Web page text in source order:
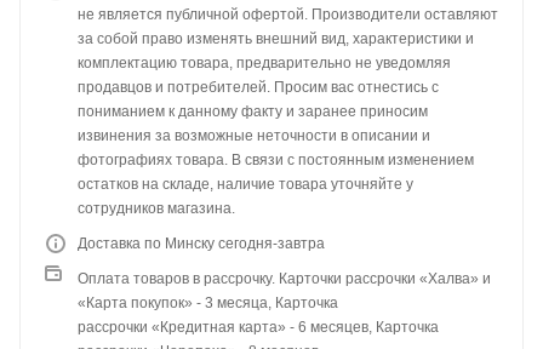
не является публичной офертой. Производители оставляют
за собой право изменять внешний вид, характеристики и
комплектацию товара, предварительно не уведомляя
продавцов и потребителей. Просим вас отнестись с
пониманием к данному факту и заранее приносим
извинения за возможные неточности в описании и
фотографиях товара. В связи с постоянным изменением
остатков на складе, наличие товара уточняйте у
сотрудников магазина.
Доставка по Минску сегодня-завтра
Оплата товаров в рассрочку. Карточки рассрочки «Халва» и
«Карта покупок» - 3 месяца, Карточка
рассрочки «Кредитная карта» - 6 месяцев, Карточка